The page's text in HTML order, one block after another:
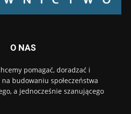
O NAS
pomagać, doradzać i
budowaniu społeczeństwa
a jednocześnie szanującego